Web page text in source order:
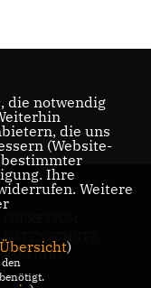
DATENSCHUTZ
KONTAKT
die notwendig
die uns
(Website-
Ihre
Weitere
)